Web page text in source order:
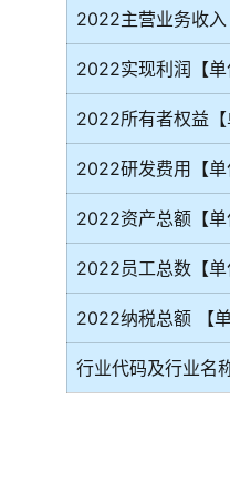
2022主营业务收入
2022实现利润【单
2022所有者权益【
2022研发费用【单
2022资产总额【单
2022员工总数【单
2022纳税总额 【单
行业代码及行业名